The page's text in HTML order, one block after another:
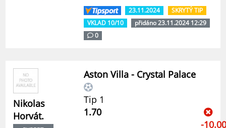
23.11.2024
SKRYTÝ TIP
VKLAD 10/10
přidáno 23.11.2024 12:29
0
Nikolas
Horvát.
Aston Villa - Crystal Palace
Tip 1
1.70
-10.00